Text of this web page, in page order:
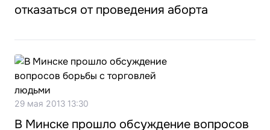
отказаться от проведения аборта
29 мая 2013 13:30
В Минске прошло обсуждение вопросов